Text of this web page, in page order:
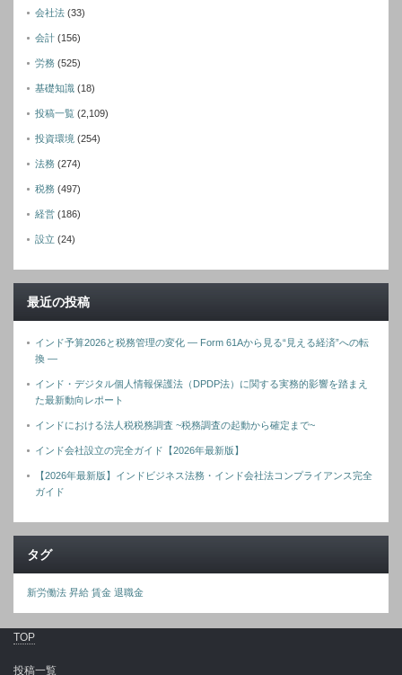
会社法 (33)
会計 (156)
労務 (525)
基礎知識 (18)
投稿一覧 (2,109)
投資環境 (254)
法務 (274)
税務 (497)
経営 (186)
設立 (24)
最近の投稿
インド予算2026と税務管理の変化 ― Form 61Aから見る“見える経済”への転
換 ―
インド・デジタル個人情報保護法（DPDP法）に関する実務的影響を踏まえ
た最新動向レポート
インドにおける法人税税務調査 ~税務調査の起動から確定まで~
インド会社設立の完全ガイド【2026年最新版】
【2026年最新版】インドビジネス法務・インド会社法コンプライアンス完全
ガイド
タグ
新労働法 昇給 賃金 退職金
TOP
投稿一覧